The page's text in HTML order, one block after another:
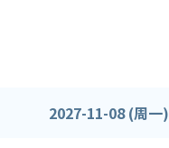
2027-11-08 (周一)